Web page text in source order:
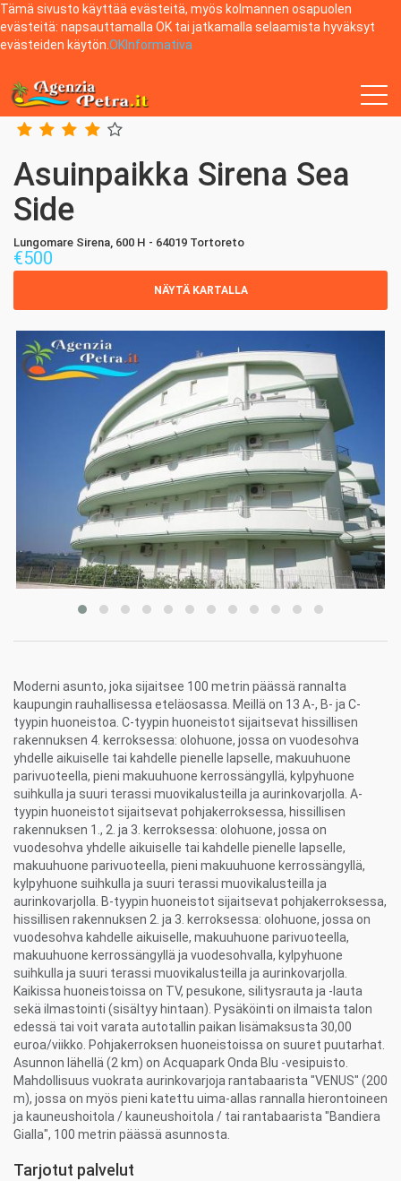
Tämä sivusto käyttää evästeitä, myös kolmannen osapuolen
evästeitä: napsauttamalla OK tai jatkamalla selaamista hyväksyt
evästeiden käytön. OKInformativa
Home Tortoreto
Asuinpaikka Sirena Sea
Side
Lungomare Sirena, 600 H - 64019 Tortoreto
€500
NÄYTÄ KARTALLA
Moderni asunto, joka sijaitsee 100 metrin päässä rannalta
kaupungin rauhallisessa eteläosassa. Meillä on 13 A-, B- ja C-
tyypin huoneistoa. C-tyypin huoneistot sijaitsevat hissillisen
rakennuksen 4. kerroksessa: olohuone, jossa on vuodesohva
yhdelle aikuiselle tai kahdelle pienelle lapselle, makuuhuone
parivuoteella, pieni makuuhuone kerrossängyllä, kylpyhuone
suihkulla ja suuri terassi muovikalusteilla ja aurinkovarjolla. A-
tyypin huoneistot sijaitsevat pohjakerroksessa, hissillisen
rakennuksen 1., 2. ja 3. kerroksessa: olohuone, jossa on
vuodesohva yhdelle aikuiselle tai kahdelle pienelle lapselle,
makuuhuone parivuoteella, pieni makuuhuone kerrossängyllä,
kylpyhuone suihkulla ja suuri terassi muovikalusteilla ja
aurinkovarjolla. B-tyypin huoneistot sijaitsevat pohjakerroksessa,
hissillisen rakennuksen 2. ja 3. kerroksessa: olohuone, jossa on
vuodesohva kahdelle aikuiselle, makuuhuone parivuoteella,
makuuhuone kerrossängyllä ja vuodesohvalla, kylpyhuone
suihkulla ja suuri terassi muovikalusteilla ja aurinkovarjolla.
Kaikissa huoneistoissa on TV, pesukone, silitysrauta ja -lauta
sekä ilmastointi (sisältyy hintaan). Pysäköinti on ilmaista talon
edessä tai voit varata autotallin paikan lisämaksusta 30,00
euroa/viikko. Pohjakerroksen huoneistoissa on suuret puutarhat.
Asunnon lähellä (2 km) on Acquapark Onda Blu -vesipuisto.
Mahdollisuus vuokrata aurinkovarjoja rantabaarista "VENUS" (200
m), jossa on myös pieni katettu uima-allas rannalla hierontoineen
ja kauneushoitola / kauneushoitola / tai rantabaarista "Bandiera
Gialla", 100 metrin päässä asunnosta.
Tarjotut palvelut